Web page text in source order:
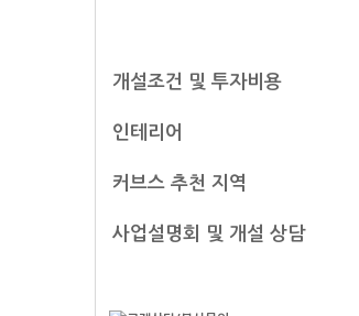
개설조건 및 투자비용
인테리어
커브스 추천 지역
사업설명회 및 개설 상담